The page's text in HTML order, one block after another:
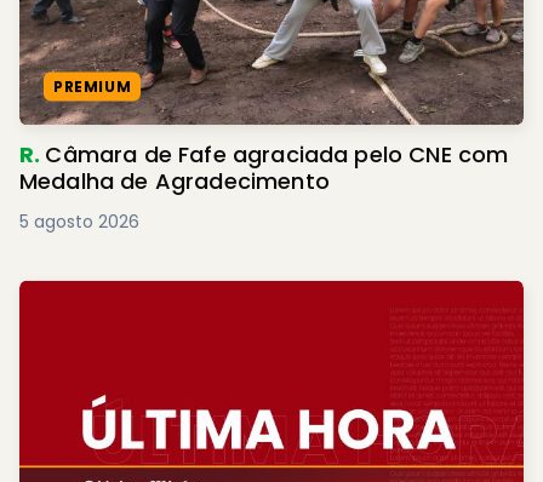
PREMIUM
R. Câmara de Fafe agraciada pelo CNE com
Medalha de Agradecimento
5 agosto 2026